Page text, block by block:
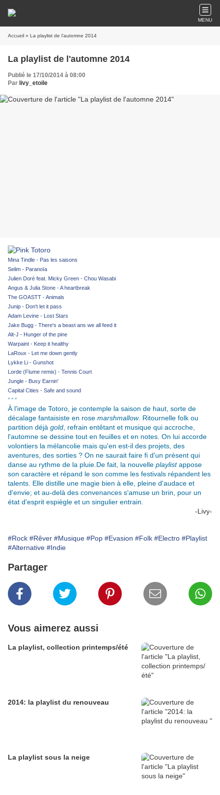
MENU
Accueil » La playlist de l'automne 2014
La playlist de l'automne 2014
Publié le 17/10/2014 à 08:00
Par livy_etoile
Mina Tindle - Pas les saisons
Selim - Paranoïa
Julien Doré feat. Micky Green - Chou Wasabi
Angus & Julia Stone - A heartbreak
The GOASTT - Animals
Junip - Don't let it pass
Adam Levine - Lost Stars
Jake Bugg - There's a beast ans we all feed it
Alt-J - Hunger of the pine
Warpaint - Keep it healthy
LaRoux - Let me down gently
Lykke Li - Gunshot
Lorde (Flume remix) - Tennis Court
Jungle - Busy Earnin'
Capital Cities - Safe and sound
° ° °
À l'image de Totoro, je contemple la saison de haut, sorte de
décalage fantaisiste en rose marshmallow. Ritournelle folk ou
partition déjà gold , refrain entêtant et musique qui accroche,
l'automne se dessine tout en feuilles et en notes. On lui accorde
volontiers la mélancolie mais qu'en est-il des projets, des
aventures, des sorties ? On ne saurait faire fi d'un présent qui
danse au rythme de la pluie.De fait, la nouvelle playlistappose
son caractère et répand le son comme les festivals répandent les
talents. Elle distille une magie bien à elle, pleine d'audace et
d'envie; et au-delà des convenances s'amuse un brin, pour un
état d'esprit espiègle et un singulier entrain.
-Livy-
#Rock #Rêver #Musique #Pop #Evasion #Folk #Electro #Playlist
#Alternative #Indie
Partager
Vous aimerez aussi
La playlist, collection printemps/été
2014: la playlist du renouveau
La playlist sous la neige